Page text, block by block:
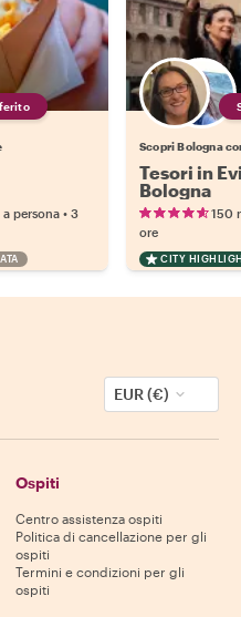
a persona • 3
Scopri Bologna
Tesori in
Bologna
150
ore
CITY
EUR (€)
Ospiti
Centro assistenza ospiti
Politica di cancellazione per gli
ospiti
Termini e condizioni per gli
ospiti